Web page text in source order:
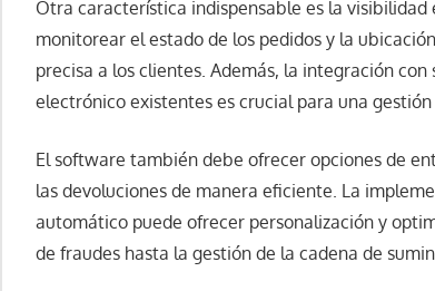
Otra característica indispensable es la
monitorear el estado de los pedidos y la
precisa a los clientes. Además, la integración
electrónico existentes es crucial para una
El software también debe ofrecer opciones de
las devoluciones de manera eficiente. La
automático puede ofrecer personalización y
de fraudes hasta la gestión de la cadena de